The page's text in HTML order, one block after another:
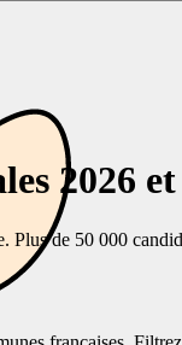
2026
de 50 000